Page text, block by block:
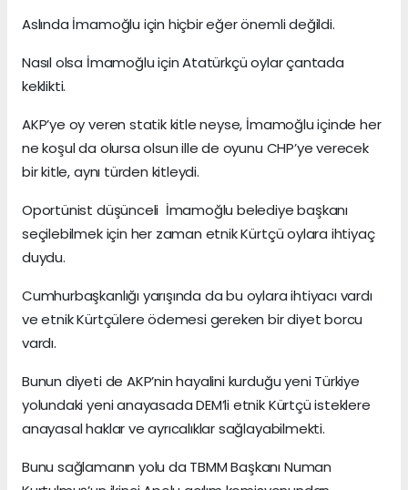
Aslında İmamoğlu için hiçbir eğer önemli değildi.
Nasıl olsa İmamoğlu için Atatürkçü oylar çantada
keklikti.
AKP’ye oy veren statik kitle neyse, İmamoğlu içinde her
ne koşul da olursa olsun ille de oyunu CHP’ye verecek
bir kitle, aynı türden kitleydi.
Oportünist düşünceli İmamoğlu belediye başkanı
seçilebilmek için her zaman etnik Kürtçü oylara ihtiyaç
duydu.
Cumhurbaşkanlığı yarışında da bu oylara ihtiyacı vardı
ve etnik Kürtçülere ödemesi gereken bir diyet borcu
vardı.
Bunun diyeti de AKP’nin hayalini kurduğu yeni Türkiye
yolundaki yeni anayasada DEM’li etnik Kürtçü isteklere
anayasal haklar ve ayrıcalıklar sağlayabilmekti.
Bunu sağlamanın yolu da TBMM Başkanı Numan